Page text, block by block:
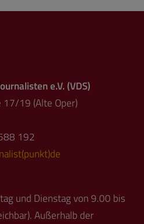
e.V. (VDS)
17/19 (Alte Oper)
192
und Dienstag von 9.00 bis
Außerhalb der